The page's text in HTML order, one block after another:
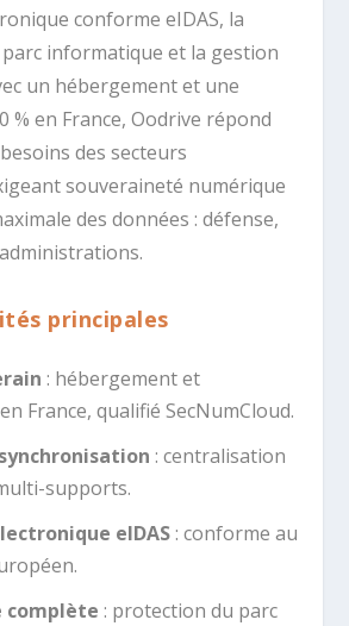
conforme eIDAS, la
informatique et la gestion
un hébergement et une
% en France, Oodrive répond
des secteurs
souveraineté numérique
des données : défense,
principales
: hébergement et
France, qualifié SecNumCloud.
: centralisation
supports.
eIDAS: conforme au
complète : protection du parc